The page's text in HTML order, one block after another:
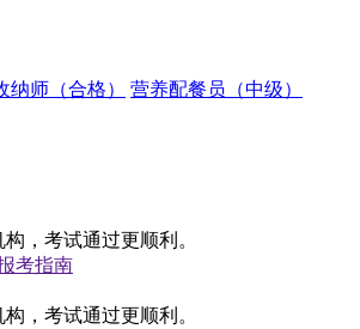
纳师（合格）
营养配餐员（中级）
，考试通过更顺利。
考指南
，考试通过更顺利。